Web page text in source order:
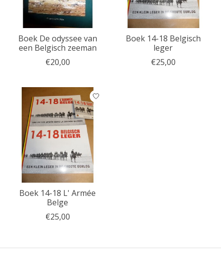
Boek De odyssee van
een Belgisch zeeman
€20,00
Boek 14-18 Belgisch
leger
€25,00
Boek 14-18 L' Armée
Belge
€25,00